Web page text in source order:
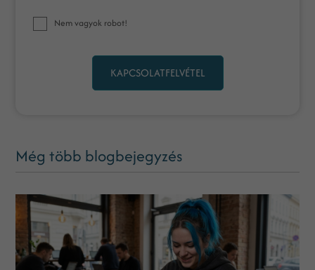
Nem vagyok robot!
KAPCSOLATFELVÉTEL
Még több blogbejegyzés